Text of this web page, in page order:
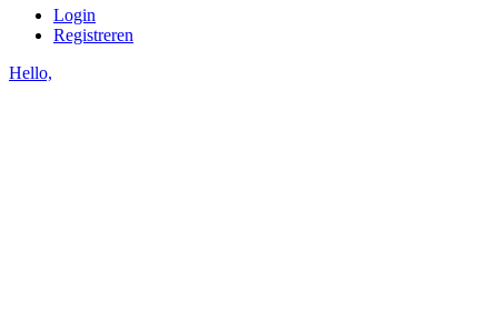
Login
Registreren
Hello,